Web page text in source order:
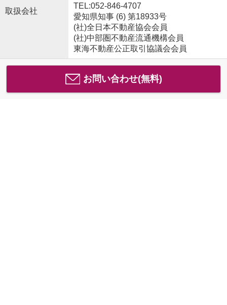
取扱会社
TEL:052-846-4707
愛知県知事 (6) 第18933号
(社)全日本不動産協会会員
(社)中部圏不動産流通機構会員
東海不動産公正取引協議会会員
お問い合わせ(無料)